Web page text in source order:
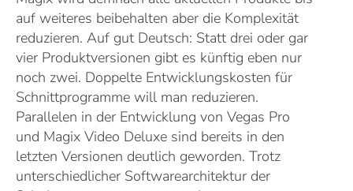
auf weiteres beibehalten aber die Komplexität
reduzieren. Auf gut Deutsch: Statt drei oder gar
vier Produktversionen gibt es künftig eben nur
noch zwei. Doppelte Entwicklungskosten für
Schnittprogramme will man reduzieren.
Parallelen in der Entwicklung von Vegas Pro
und Magix Video Deluxe sind bereits in den
letzten Versionen deutlich geworden. Trotz
unterschiedlicher Softwarearchitektur der